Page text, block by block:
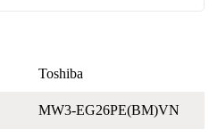
Toshiba
MW3-EG26PE(BM)VN